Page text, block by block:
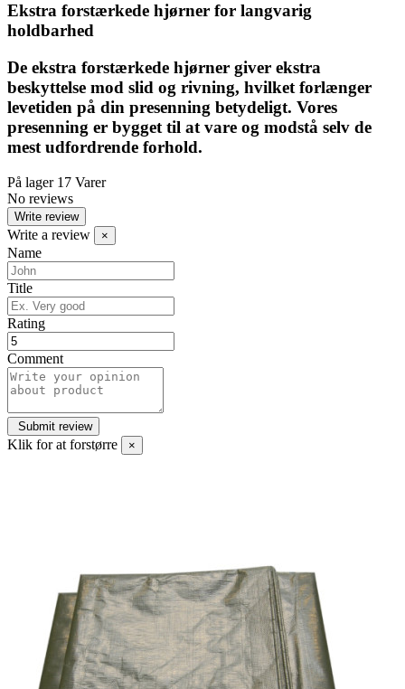
Ekstra forstærkede hjørner for langvarig
holdbarhed
De ekstra forstærkede hjørner giver ekstra
beskyttelse mod slid og rivning, hvilket forlænger
levetiden på din presenning betydeligt. Vores
presenning er bygget til at vare og modstå selv de
mest udfordrende forhold.
På lager 17 Varer
No reviews
Write review
Write a review ×
Name
Title
Rating
Comment
Klik for at forstørre ×